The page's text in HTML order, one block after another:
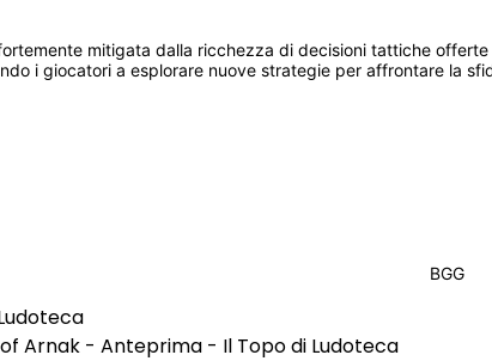
mitigata dalla ricchezza di decisioni tattiche
i giocatori a esplorare nuove strategie per affrontare la
BGG
of Arnak - Anteprima - Il Topo di Ludoteca